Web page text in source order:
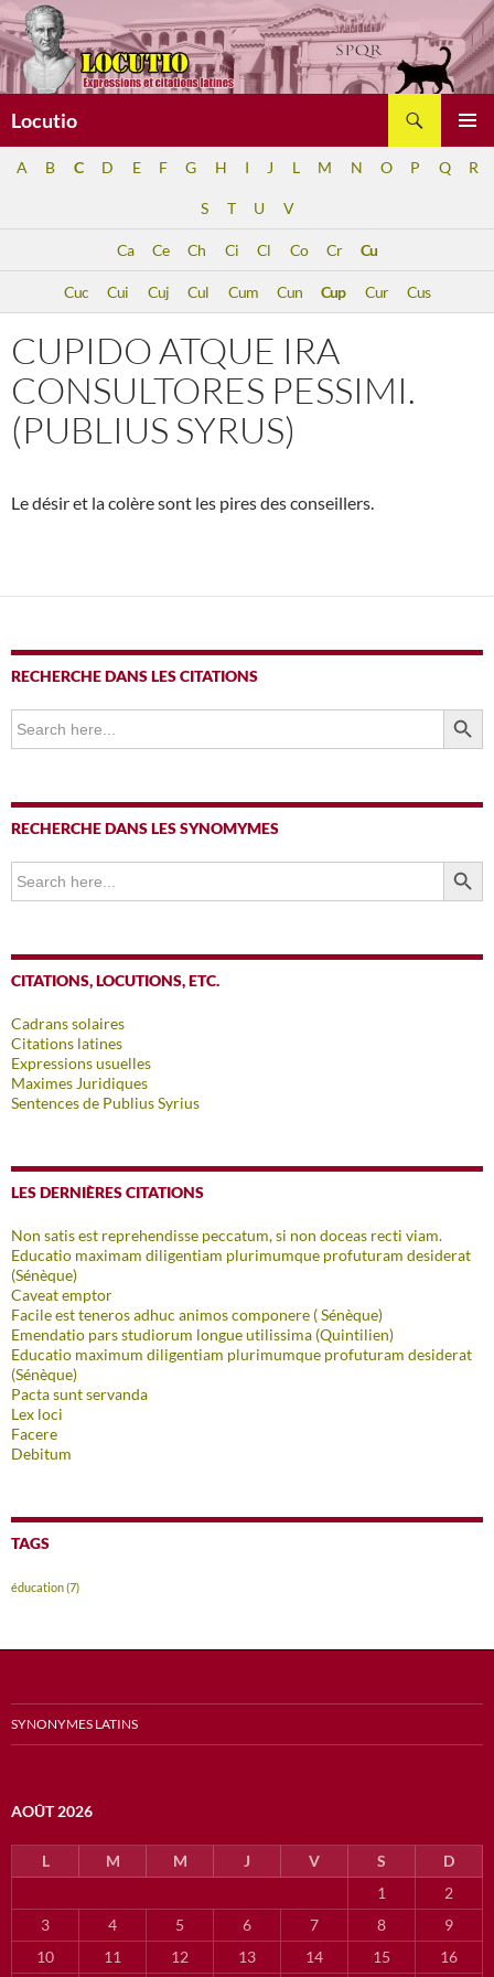
Aller
au
contenu
Locutio
A B C D E F G H I J L M N O P Q R
S T U V
Ca Ce Ch Ci Cl Co Cr Cu
Cuc Cui Cuj Cul Cum Cun Cup Cur Cus
CUPIDO ATQUE IRA
CONSULTORES PESSIMI.
(PUBLIUS SYRUS)
Le désir et la colère sont les pires des conseillers.
RECHERCHE DANS LES CITATIONS
Search
for:
SEARCH
RECHERCHE DANS LES SYNOMYMES
Search
for:
SEARCH
CITATIONS, LOCUTIONS, ETC.
Cadrans solaires
Citations latines
Expressions usuelles
Maximes Juridiques
Sentences de Publius Syrius
LES DERNIÈRES CITATIONS
Non satis est reprehendisse peccatum, si non doceas recti viam.
Educatio maximam diligentiam plurimumque profuturam desiderat
(Sénèque)
Caveat emptor
Facile est teneros adhuc animos componere ( Sénèque)
Emendatio pars studiorum longue utilissima (Quintilien)
Educatio maximum diligentiam plurimumque profuturam desiderat
(Sénèque)
Pacta sunt servanda
Lex loci
Facere
Debitum
TAGS
éducation(7)
SYNONYMES LATINS
AOÛT 2026
L M M J V S
D
1
2
3
4 5 6 7 8
9
10
11 12 13 14 15 16